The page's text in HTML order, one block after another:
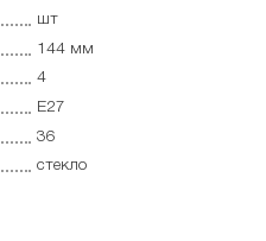
шт
144 мм
4
E27
36
стекло